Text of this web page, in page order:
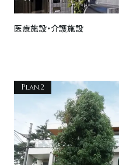
医療施設・介護施設
Plan.2